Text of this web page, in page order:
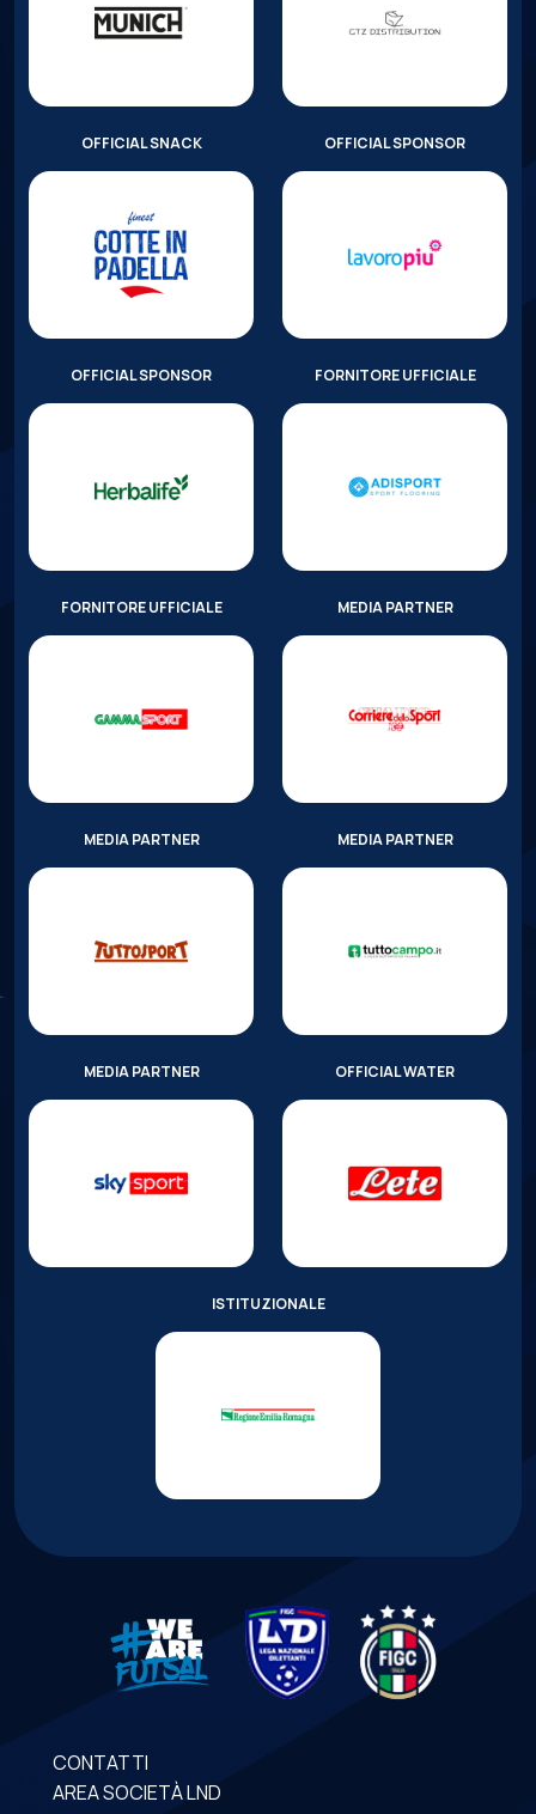
OFFICIAL SNACK OFFICIAL SPONSOR
OFFICIAL SPONSOR FORNITORE UFFICIALE
FORNITORE UFFICIALE MEDIA PARTNER
MEDIA PARTNER MEDIA PARTNER
MEDIA PARTNER OFFICIAL WATER
ISTITUZIONALE
CONTATTI
AREA SOCIETÀ LND